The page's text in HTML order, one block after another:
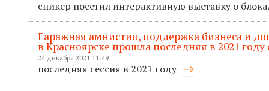
спикер посетил интерактивную выставку о
Гаражная амнистия, поддержка бизнеса и
в Красноярске прошла последняя в 2021 году
24 декабря 2021 11:49
последняя сессия в 2021 году